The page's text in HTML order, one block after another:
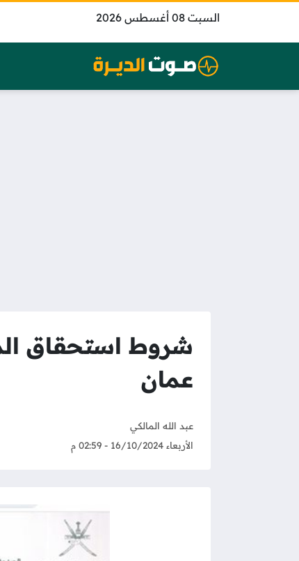
السبت 08 أغسطس 2026
شروط استحقاق
عمان
عبد الله المالكي
الأربعاء 16/10/2024 - 02:59 م